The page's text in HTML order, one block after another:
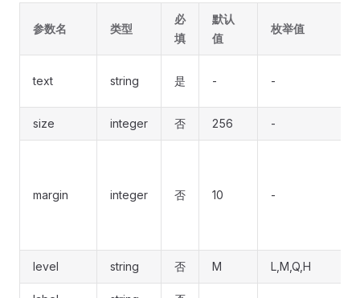
参数名 类型
必
填
默认
值
枚举值
text string 是 - -
size integer 否 256 -
margin integer 否 10 -
level string 否 M L,M,Q,H